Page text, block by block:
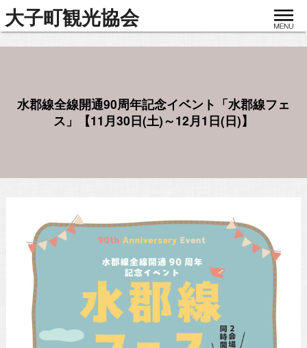
大子町観光協会 toggle
水郡線全線開通90周年記念イベント「水郡線フェ
ス」【11月30日(土)～12月1日(日)】